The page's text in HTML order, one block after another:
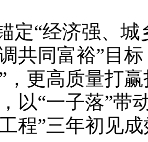
定“经济强、
共同富裕”目
，更高质量打
以“一子落”带
程”三年初见